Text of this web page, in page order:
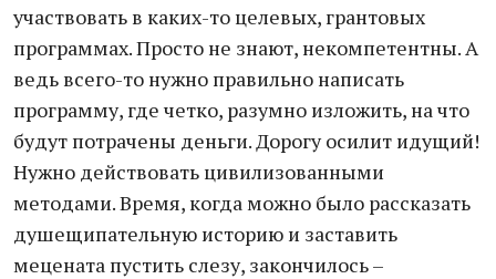
участвовать в каких-то целевых, грантовых
программах. Просто не знают, некомпетентны. А
ведь всего-то нужно правильно написать
программу, где четко, разумно изложить, на что
будут потрачены деньги. Дорогу осилит идущий!
Нужно действовать цивилизованными
методами. Время, когда можно было рассказать
душещипательную историю и заставить
мецената пустить слезу, закончилось –